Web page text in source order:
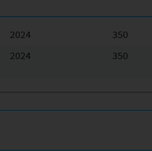
2024
350
2024 350